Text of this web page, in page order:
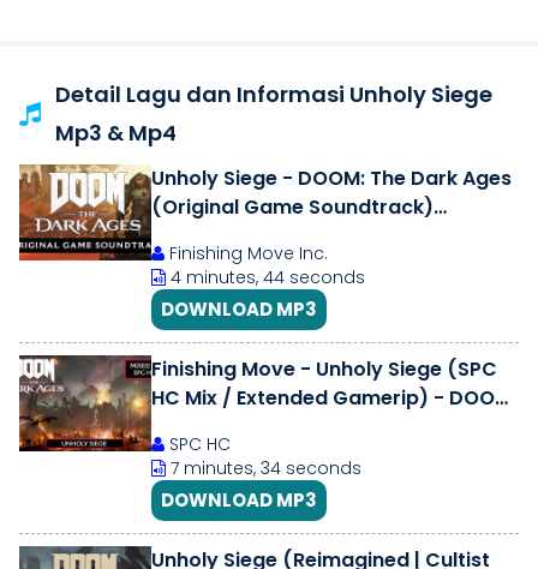
Detail Lagu dan Informasi Unholy Siege
Mp3 & Mp4
Unholy Siege - DOOM: The Dark Ages
(Original Game Soundtrack)
Finishing Move Inc.
4 minutes, 44 seconds
DOWNLOAD MP3
Finishing Move - Unholy Siege (SPC
HC Mix / Extended Gamerip) - DOOM:
SPC HC
7 minutes, 34 seconds
DOWNLOAD MP3
Unholy Siege (Reimagined | Cultist